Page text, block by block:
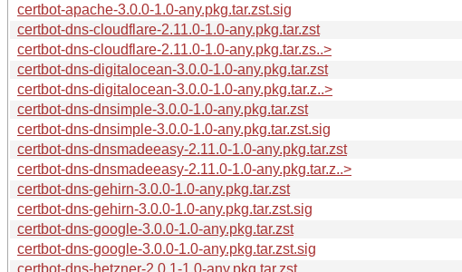
certbot-apache-3.0.0-1.0-any.pkg.tar.zst.sig
certbot-dns-cloudflare-2.11.0-1.0-any.pkg.tar.zst
certbot-dns-cloudflare-2.11.0-1.0-any.pkg.tar.zs..>
certbot-dns-digitalocean-3.0.0-1.0-any.pkg.tar.zst
certbot-dns-digitalocean-3.0.0-1.0-any.pkg.tar.z..>
certbot-dns-dnsimple-3.0.0-1.0-any.pkg.tar.zst
certbot-dns-dnsimple-3.0.0-1.0-any.pkg.tar.zst.sig
certbot-dns-dnsmadeeasy-2.11.0-1.0-any.pkg.tar.zst
certbot-dns-dnsmadeeasy-2.11.0-1.0-any.pkg.tar.z..>
certbot-dns-gehirn-3.0.0-1.0-any.pkg.tar.zst
certbot-dns-gehirn-3.0.0-1.0-any.pkg.tar.zst.sig
certbot-dns-google-3.0.0-1.0-any.pkg.tar.zst
certbot-dns-google-3.0.0-1.0-any.pkg.tar.zst.sig
certbot-dns-hetzner-2.0.1-1.0-any.pkg.tar.zst